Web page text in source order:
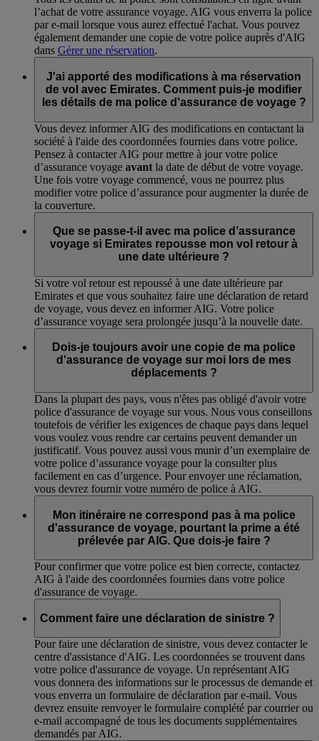
l’achat de votre assurance voyage. AIG vous enverra la police
par e-mail lorsque vous aurez effectué l'achat. Vous pouvez
également demander une copie de votre police auprès d'AIG
dans Gérer une réservation.
J'ai apporté des modifications à ma réservation
de vol avec Emirates. Comment puis-je modifier
les détails de ma police d'assurance de voyage ?
Vous devez informer AIG des modifications en contactant la
société à l'aide des coordonnées fournies dans votre police.
Pensez à contacter AIG pour mettre à jour votre police
d’assurance voyage avant la date de début de votre voyage.
Une fois votre voyage commencé, vous ne pourrez plus
modifier votre police d’assurance pour augmenter la durée de
la couverture.
Que se passe-t-il avec ma police d’assurance
voyage si Emirates repousse mon vol retour à
une date ultérieure ?
Si votre vol retour est repoussé à une date ultérieure par
Emirates et que vous souhaitez faire une déclaration de retard
de voyage, vous devez en informer AIG. Votre police
d’assurance voyage sera prolongée jusqu’à la nouvelle date.
Dois-je toujours avoir une copie de ma police
d'assurance de voyage sur moi lors de mes
déplacements ?
Dans la plupart des pays, vous n'êtes pas obligé d'avoir votre
police d'assurance de voyage sur vous. Nous vous conseillons
toutefois de vérifier les exigences de chaque pays dans lequel
vous voulez vous rendre car certains peuvent demander un
justificatif. Vous pouvez aussi vous munir d’un exemplaire de
votre police d’assurance voyage pour la consulter plus
facilement en cas d’urgence. Pour envoyer une réclamation,
vous devrez fournir votre numéro de police à AIG.
Mon itinéraire ne correspond pas à ma police
d'assurance de voyage, pourtant la prime a été
prélevée par AIG. Que dois-je faire ?
Pour confirmer que votre police est bien correcte, contactez
AIG à l'aide des coordonnées fournies dans votre police
d'assurance de voyage.
Comment faire une déclaration de sinistre ?
Pour faire une déclaration de sinistre, vous devez contacter le
centre d'assistance d'AIG. Les coordonnées se trouvent dans
votre police d'assurance de voyage. Un représentant AIG
vous donnera des informations sur le processus de demande et
vous enverra un formulaire de déclaration par e-mail. Vous
devrez ensuite renvoyer le formulaire complété par courrier ou
e-mail accompagné de tous les documents supplémentaires
demandés par AIG.